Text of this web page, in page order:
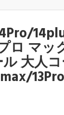
ロ マッ
大人